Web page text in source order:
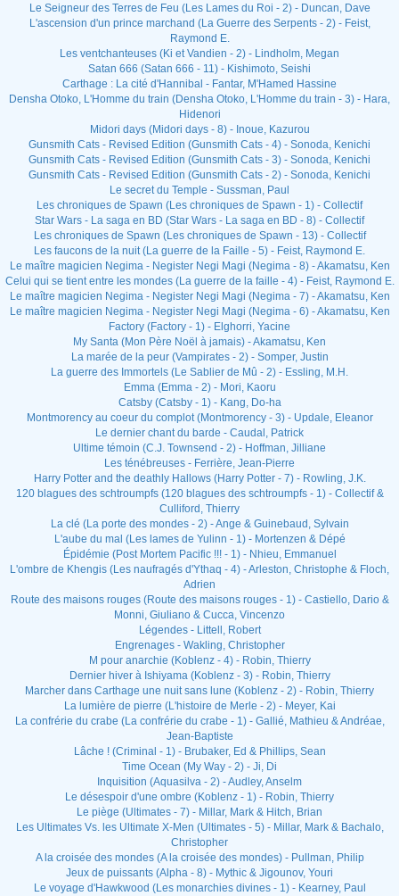
Le Seigneur des Terres de Feu (Les Lames du Roi - 2) - Duncan, Dave
L'ascension d'un prince marchand (La Guerre des Serpents - 2) - Feist,
Raymond E.
Les ventchanteuses (Ki et Vandien - 2) - Lindholm, Megan
Satan 666 (Satan 666 - 11) - Kishimoto, Seishi
Carthage : La cité d'Hannibal - Fantar, M'Hamed Hassine
Densha Otoko, L'Homme du train (Densha Otoko, L'Homme du train - 3) - Hara,
Hidenori
Midori days (Midori days - 8) - Inoue, Kazurou
Gunsmith Cats - Revised Edition (Gunsmith Cats - 4) - Sonoda, Kenichi
Gunsmith Cats - Revised Edition (Gunsmith Cats - 3) - Sonoda, Kenichi
Gunsmith Cats - Revised Edition (Gunsmith Cats - 2) - Sonoda, Kenichi
Le secret du Temple - Sussman, Paul
Les chroniques de Spawn (Les chroniques de Spawn - 1) - Collectif
Star Wars - La saga en BD (Star Wars - La saga en BD - 8) - Collectif
Les chroniques de Spawn (Les chroniques de Spawn - 13) - Collectif
Les faucons de la nuit (La guerre de la Faille - 5) - Feist, Raymond E.
Le maître magicien Negima - Negister Negi Magi (Negima - 8) - Akamatsu, Ken
Celui qui se tient entre les mondes (La guerre de la faille - 4) - Feist, Raymond E.
Le maître magicien Negima - Negister Negi Magi (Negima - 7) - Akamatsu, Ken
Le maître magicien Negima - Negister Negi Magi (Negima - 6) - Akamatsu, Ken
Factory (Factory - 1) - Elghorri, Yacine
My Santa (Mon Père Noël à jamais) - Akamatsu, Ken
La marée de la peur (Vampirates - 2) - Somper, Justin
La guerre des Immortels (Le Sablier de Mû - 2) - Essling, M.H.
Emma (Emma - 2) - Mori, Kaoru
Catsby (Catsby - 1) - Kang, Do-ha
Montmorency au coeur du complot (Montmorency - 3) - Updale, Eleanor
Le dernier chant du barde - Caudal, Patrick
Ultime témoin (C.J. Townsend - 2) - Hoffman, Jilliane
Les ténébreuses - Ferrière, Jean-Pierre
Harry Potter and the deathly Hallows (Harry Potter - 7) - Rowling, J.K.
120 blagues des schtroumpfs (120 blagues des schtroumpfs - 1) - Collectif &
Culliford, Thierry
La clé (La porte des mondes - 2) - Ange & Guinebaud, Sylvain
L'aube du mal (Les lames de Yulinn - 1) - Mortenzen & Dépé
Épidémie (Post Mortem Pacific !!! - 1) - Nhieu, Emmanuel
L'ombre de Khengis (Les naufragés d'Ythaq - 4) - Arleston, Christophe & Floch,
Adrien
Route des maisons rouges (Route des maisons rouges - 1) - Castiello, Dario &
Monni, Giuliano & Cucca, Vincenzo
Légendes - Littell, Robert
Engrenages - Wakling, Christopher
M pour anarchie (Koblenz - 4) - Robin, Thierry
Dernier hiver à Ishiyama (Koblenz - 3) - Robin, Thierry
Marcher dans Carthage une nuit sans lune (Koblenz - 2) - Robin, Thierry
La lumière de pierre (L'histoire de Merle - 2) - Meyer, Kai
La confrérie du crabe (La confrérie du crabe - 1) - Gallié, Mathieu & Andréae,
Jean-Baptiste
Lâche ! (Criminal - 1) - Brubaker, Ed & Phillips, Sean
Time Ocean (My Way - 2) - Ji, Di
Inquisition (Aquasilva - 2) - Audley, Anselm
Le désespoir d'une ombre (Koblenz - 1) - Robin, Thierry
Le piège (Ultimates - 7) - Millar, Mark & Hitch, Brian
Les Ultimates Vs. les Ultimate X-Men (Ultimates - 5) - Millar, Mark & Bachalo,
Christopher
A la croisée des mondes (A la croisée des mondes) - Pullman, Philip
Jeux de puissants (Alpha - 8) - Mythic & Jigounov, Youri
Le voyage d'Hawkwood (Les monarchies divines - 1) - Kearney, Paul